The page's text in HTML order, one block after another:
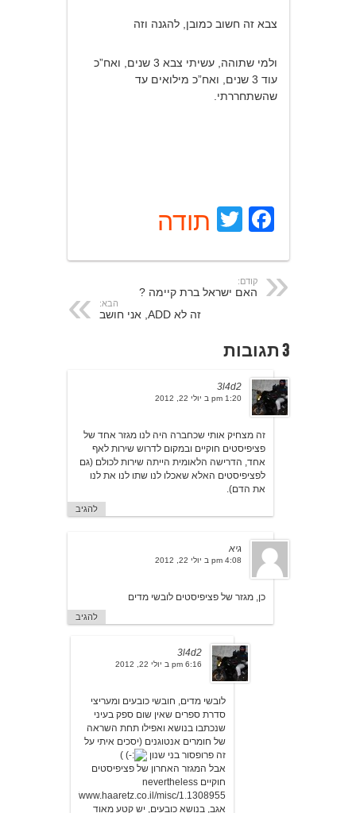
צבא זה חשוב כמובן, להגנה וזה
ולמי שתוהה, עשיתי צבא 3 שנים, ואח”כ
עוד 3 שנים, ואח”כ מילואים עד
שהשתחררתי.
Facebook
Twitter
תודה
קודם:
האם ישראל ברת קיימה ?
הבא:
זה לא ADD, אני חושב
3 תגובות
3l4d2
1:20 pm ב יולי 22, 2012
זה מצחיק אותי שכחברה היה לנו מגזר אחד של
פציפיסטים חוקיים ובמקום לדרוש שירות לאף
אחד, הדרישה הלאומית הייתה שירות לכולם (גם
לפציפיסטים האלא שאכלו לנו שתו לנו את לנו
את הדם).
להגיב
גיא
4:08 pm ב יולי 22, 2012
כן, מגזר של פציפיסטים לובשי מדים
להגיב
3l4d2
6:16 pm ב יולי 22, 2012
לובשי מדים, חובשי כובעים ומעריצי
סדרת ספרים שאין שום ספק בעיני
שנכתבו בנושא ואפילו תחת השראה
של חומרים אנטוגנים (יסכים איתי על
זה פרופסור בני שנון
)
אבל המגזר האחרון של פציפיסטים
חוקיים nevertheless
http://www.haaretz.co.il/misc/1.1308955
אגב, בנושא כובעים, יש קטע מאוד